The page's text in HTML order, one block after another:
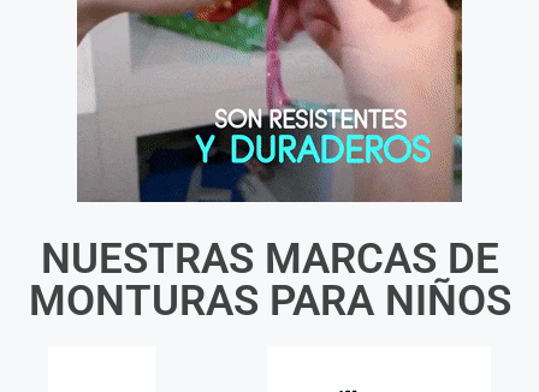
NUESTRAS MARCAS DE
MONTURAS PARA NIÑOS